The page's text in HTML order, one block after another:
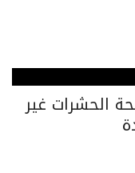
الحشرات غير